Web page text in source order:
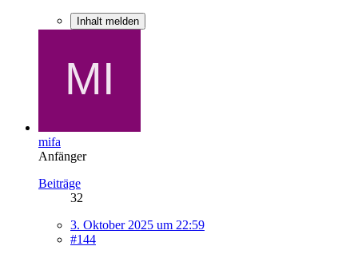
Inhalt melden
mifa
Anfänger
Beiträge
32
3. Oktober 2025 um 22:59
#144